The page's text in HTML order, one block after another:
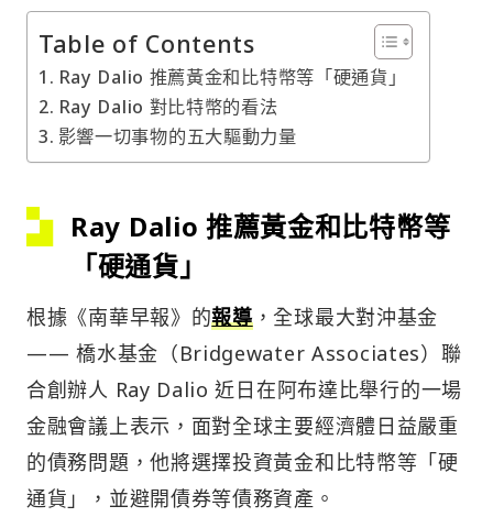
Table of Contents
Ray Dalio 推薦黃金和比特幣等「硬通貨」
Ray Dalio 對比特幣的看法
影響一切事物的五大驅動力量
Ray Dalio 推薦黃金和比特幣等
「硬通貨」
根據《南華早報》的報導，全球最大對沖基金
—— 橋水基金（Bridgewater Associates）聯
合創辦人 Ray Dalio 近日在阿布達比舉行的一場
金融會議上表示，面對全球主要經濟體日益嚴重
的債務問題，他將選擇投資黃金和比特幣等「硬
通貨」，並避開債券等債務資產。